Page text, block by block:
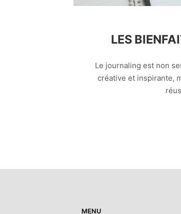
LES
Le journaling est non
créative et inspirante,
MENU